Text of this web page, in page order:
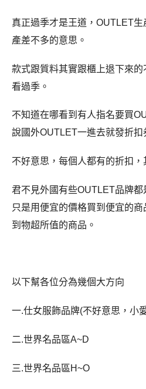
真正過季才是王道，OUTLET
產差不多的意思。
款式跟質料其實跟櫃上退下來
看過季。
不知道在哪看到有人指名要買
說國外OUTLET一進去就發折扣
不好意思，每個人都有的折扣，
君不見外國有些OUTLET品牌
只是用便宜的價格買到便宜的
到物超所值的商品。
以下幫各位分為幾個大方向
一.仕女服飾品牌(不好意思，小
二.世界名品區A~D
三.世界名品區H~O